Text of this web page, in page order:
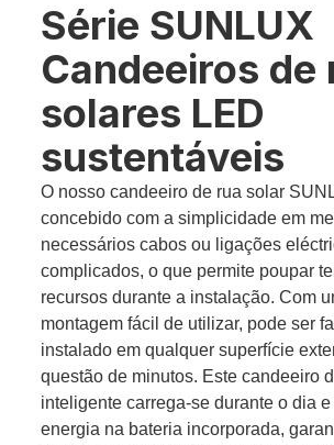
Série SUNLUX
Candeeiros de
solares LED
sustentáveis
O nosso candeeiro de rua solar
concebido com a simplicidade em
necessários cabos ou ligações
complicados, o que permite poupar
recursos durante a instalação. Com
montagem fácil de utilizar, pode ser
instalado em qualquer superfície
questão de minutos. Este candeeiro
inteligente carrega-se durante o dia
energia na bateria incorporada,